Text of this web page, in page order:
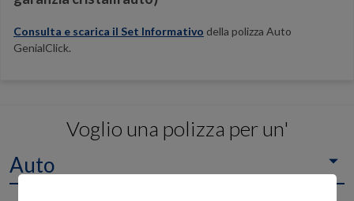
Consulta e scarica il Set Informativo della polizza Auto
GenialClick.
Voglio una polizza per un'
Auto